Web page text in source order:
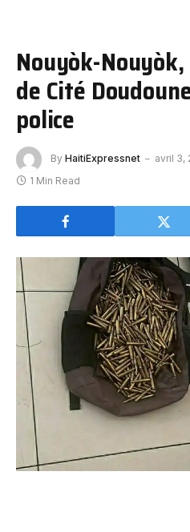
Nouyòk-
de Cité
police
By HaitiExpressnet avril 3,
1 Min Read